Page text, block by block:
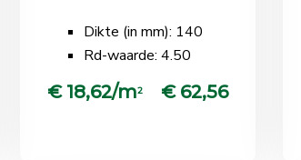
Dikte (in mm): 140
Rd-waarde: 4.50
€ 18,62/m2 € 62,56